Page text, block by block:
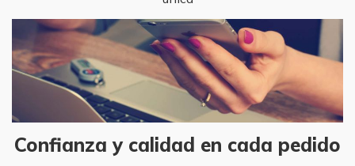
Confianza y calidad en cada pedido